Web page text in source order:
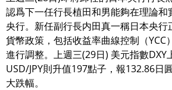
認爲下一任行長植田和男能夠在理論和
央行。新任副行長内田真一稱日本央行
貨幣政策，包括收益率曲線控制（YCC
進行調整。上週三(29日) 美元指數DXY
USD/JPY則升值197點子，報132.86日
大跌幅。